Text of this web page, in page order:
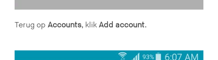
Terug op Accounts, klik Add account.